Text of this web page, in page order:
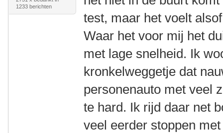
1233 berichten
test, maar het voelt
Waar het voor mij het
met lage snelheid. Ik
kronkelweggetje dat
personenauto met veel
te hard. Ik rijd daar net
veel eerder stoppen